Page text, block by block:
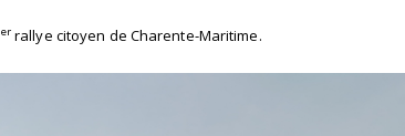
errallye citoyen de Charente-Maritime.